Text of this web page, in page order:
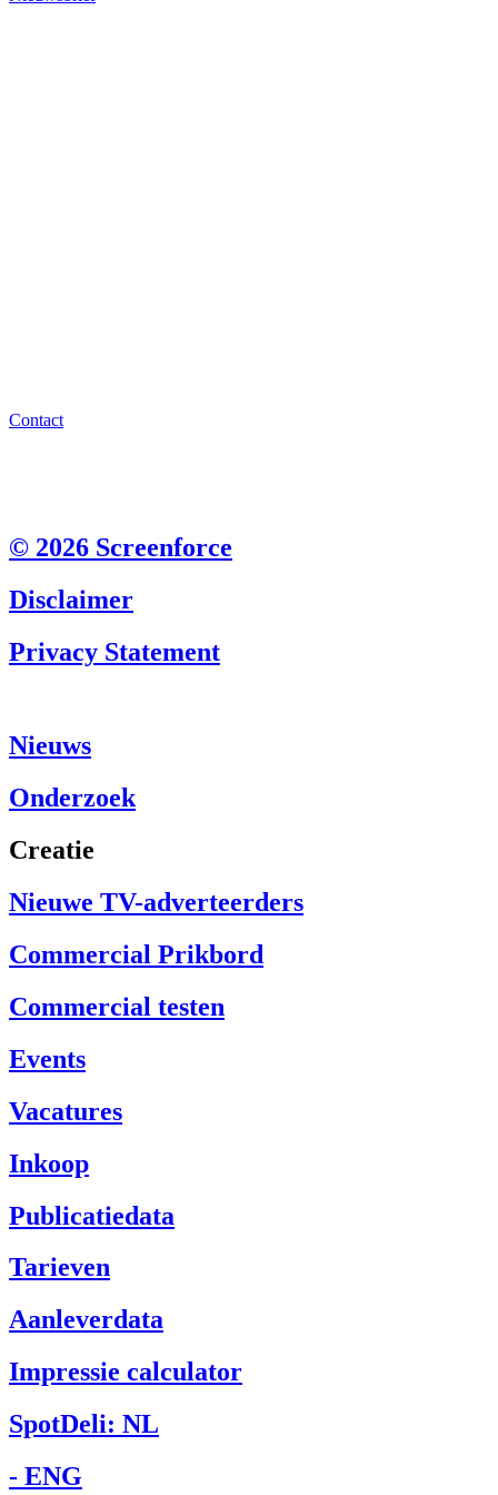
Contact
© 2026 Screenforce
Disclaimer
Privacy Statement
Nieuws
Onderzoek
Creatie
Nieuwe TV-adverteerders
Commercial Prikbord
Commercial testen
Events
Vacatures
Inkoop
Publicatiedata
Tarieven
Aanleverdata
Impressie calculator
SpotDeli: NL
- ENG